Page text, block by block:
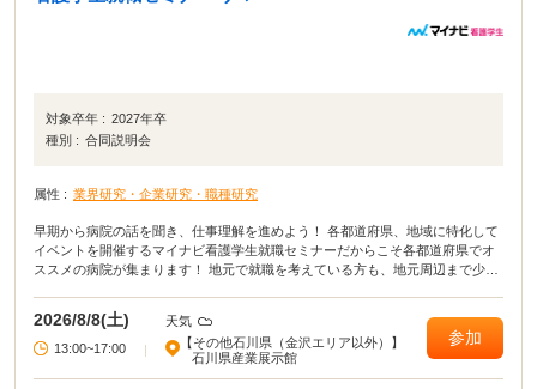
対象卒年 : 2027年卒
種別 : 合同説明会
属性 : 業界研究・企業研究・職種研究
早期から病院の話を聞き、仕事理解を進めよう！ 各都道府県、地域に特化して
イベントを開催するマイナビ看護学生就職セミナーだからこそ各都道府県でオ
ススメの病院が集まります！ 地元で就職を考えている方も、地元周辺まで少し
2026/8/8(土)
天気
13:00~17:00
【その他石川県（金沢エリア以外）】
石川県産業展示館
参加